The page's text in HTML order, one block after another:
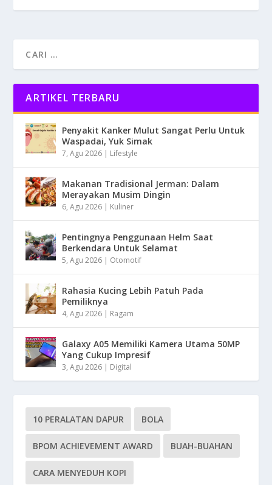
ARTIKEL TERBARU
Penyakit Kanker Mulut Sangat Perlu Untuk
Waspadai, Yuk Simak
7, Agu 2026 | Lifestyle
Makanan Tradisional Jerman: Dalam
Merayakan Musim Dingin
6, Agu 2026 | Kuliner
Pentingnya Penggunaan Helm Saat
Berkendara Untuk Selamat
5, Agu 2026 | Otomotif
Rahasia Kucing Lebih Patuh Pada
Pemiliknya
4, Agu 2026 | Ragam
Galaxy A05 Memiliki Kamera Utama 50MP
Yang Cukup Impresif
3, Agu 2026 | Digital
10 PERALATAN DAPUR BOLA
BPOM ACHIEVEMENT AWARD BUAH-BUAHAN
CARA MENYEDUH KOPI